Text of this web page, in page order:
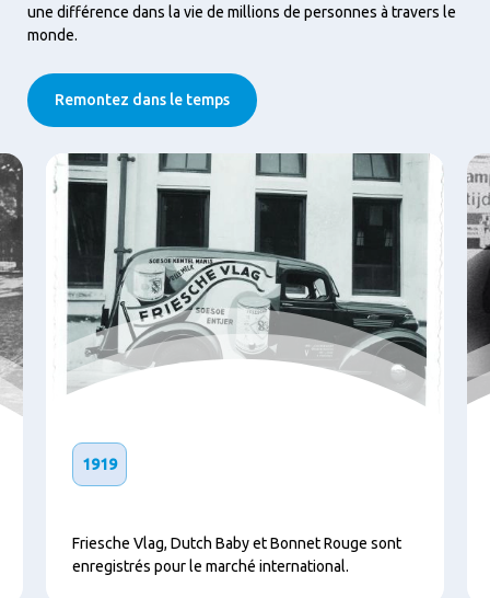
une différence dans la vie de millions de personnes à travers le
monde.
Remontez dans le temps
1919
Friesche Vlag, Dutch Baby et Bonnet Rouge sont
enregistrés pour le marché international.